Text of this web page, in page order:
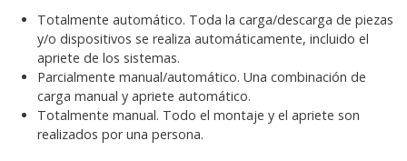
Totalmente automático. Toda la carga/descarga de piezas
y/o dispositivos se realiza automáticamente, incluido el
apriete de los sistemas.
Parcialmente manual/automático. Una combinación de
carga manual y apriete automático.
Totalmente manual. Todo el montaje y el apriete son
realizados por una persona.